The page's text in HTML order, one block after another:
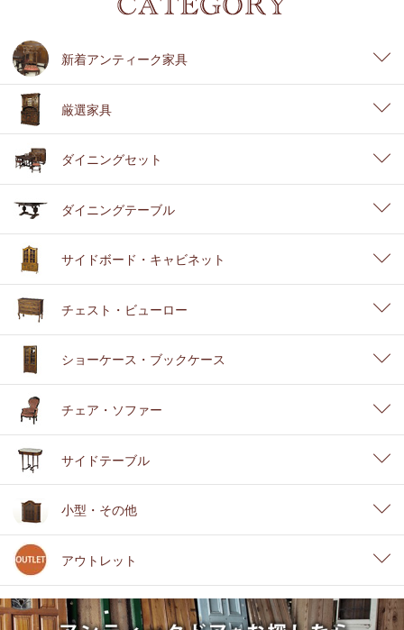
新着アンティーク家具
厳選家具
ダイニングセット
ダイニングテーブル
サイドボード・キャビネット
チェスト・ビューロー
ショーケース・ブックケース
チェア・ソファー
サイドテーブル
小型・その他
アウトレット